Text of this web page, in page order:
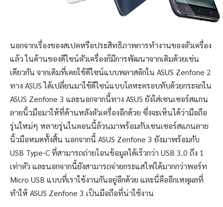
นอกจากเรื่องของสเปคหรือประสิทธิภาพการทำงานของตัวเครื่อง
แล้ว ในด้านของดีไซน์ตัวเครื่องก็มีการพัฒนาจากเดิมด้วยเช่น
เดียวกัน จากเดิมที่เคยใช้ดีไซน์แบบพลาสติกใน ASUS Zenfone 2
ทาง ASUS ได้เปลี่ยนมาใช้ดีไซน์แบบโลหะครอบทับด้วยกระจกใน
ASUS Zenfone 3 และนอกจากนี้ทาง ASUS ยังใส่เซนเซอร์สแกน
ลายนิ้วมือมาให้ที่ด้านหลังตัวเครื่องอีกด้วย ซึ่งจะเห็นได้ว่ามือถือ
รุ่นใหม่ๆ หลายรุ่นในตอนนี้ล้วนมาพร้อมกับเซนเซอร์สแกนลาย
นิ้วมือหมดทั้งสิ้น นอกจากนี้ ASUS Zenfone 3 ยังมาพร้อมกับ
USB Type-C ที่สามารถถ่ายโอนข้อมูลได้เร็วกว่า USB 3.0 ถึง 1
เท่าตัว และนอกจากนี้ยังสามารถจ่ายกระแสไฟได้มากกว่าพอร์ท
Micro USB แบบที่เราใช้งานกันอยู่อีกด้วย และนี่คืออีกเหตุผลที่
ทำให้ ASUS Zenfone 3 เป็นมือถือที่น่าใช้งาน